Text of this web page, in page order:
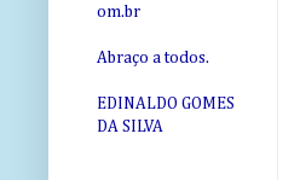
om.br
Abraço a todos.
EDINALDO GOMES
DA SILVA